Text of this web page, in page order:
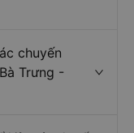
chuyến
Trưng -